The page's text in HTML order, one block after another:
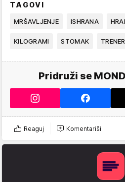
TAGOVI
MRŠAVLJENJE ISHRANA
KILOGRAMI STOMAK TRENER
Pridruži se
Reaguj Komentariši